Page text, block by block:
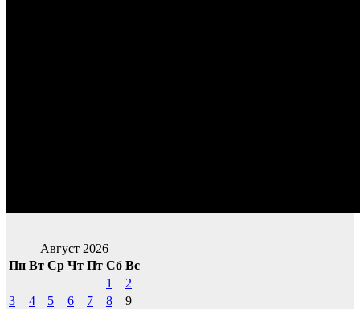
Август 2026
Пн Вт Ср Чт Пт Сб Вс
1
2
3
4 5 6 7 8
9